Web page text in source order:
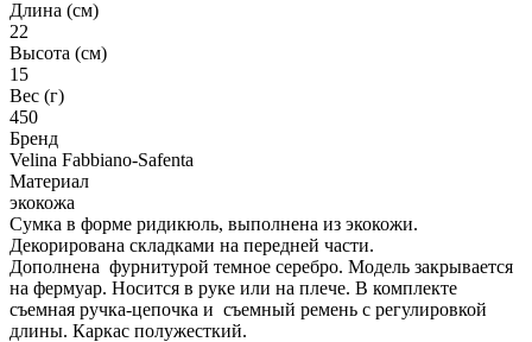
Длина (см)
22
Высота (см)
15
Вес (г)
450
Бренд
Velina Fabbiano-Safenta
Материал
экокожа
Сумка в форме ридикюль, выполнена из экокожи.
Декорирована складками на передней части.
Дополнена фурнитурой темное серебро. Модель закрывается
на фермуар. Носится в руке или на плече. В комплекте
съемная ручка-цепочка и съемный ремень с регулировкой
длины. Каркас полужесткий.